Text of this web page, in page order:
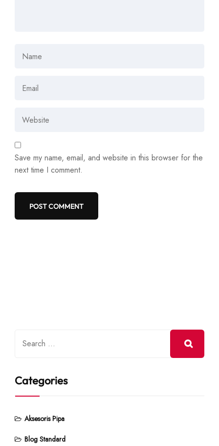
Save my name, email, and website in this browser for the
next time I comment.
Categories
Aksesoris Pipa
Blog Standard